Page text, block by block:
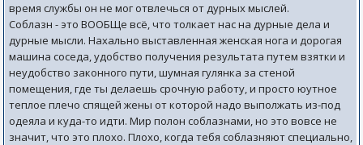
время службы он не мог отвлечься от дурных мыслей.
Соблазн - это ВООБЩе всё, что толкает нас на дурные дела и
дурные мысли. Нахально выставленная женская нога и дорогая
машина соседа, удобство получения результата путем взятки и
неудобство законного пути, шумная гулянка за стеной
помещения, где ты делаешь срочную работу, и просто юутное
теплое плечо спящей жены от которой надо выполжать из-под
одеяла и куда-то идти. Мир полон соблазнами, но это вовсе не
значит, что это плохо. Плохо, когда тебя соблазняют специально,